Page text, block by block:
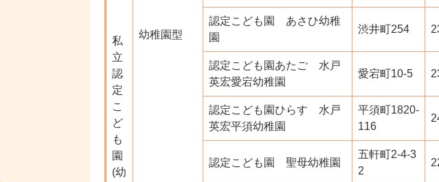
私
立
認
定
こ
ど
も
園
(幼
幼稚園型
認定こども園 あさひ幼稚
園
渋井町254
認定こども園あたご 水戸
英宏愛宕幼稚園
愛宕町10-5
認定こども園ひらす 水戸
英宏平須幼稚園
平須町1820-
116
認定こども園 聖母幼稚園
五軒町2-4-3
2